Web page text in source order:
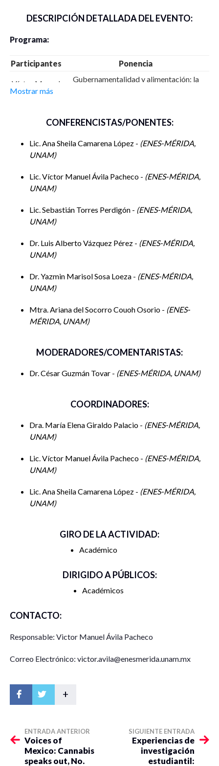
DESCRIPCIÓN DETALLADA DEL EVENTO:
Programa:
Participantes Ponencia
Víctor Manuel
Ávila Pacheco
Gubernamentalidad y alimentación: la
Ana Sheila
Camarena
saneamiento de los cenotes en Yucatán:
paradigma de la gobernanza del agua.
Sebastián
Perdigón
el indicador de la marginación social en
Luis Alberto
Vázquez Pérez
econométrico de las interacciones entre
2014-2020.
Yazmin Marisol
Sosa Loeza
Ariana del
Socorro Couoh
Una aproximación de las problemáticas
Yucatán
Mostrar más
CONFERENCISTAS/PONENTES:
Lic. Ana Sheila Camarena López - ENES-MÉRIDA,
UNAM
Lic. Víctor Manuel Ávila Pacheco - ENES-MÉRIDA,
UNAM
Lic. Sebastián Torres Perdigón - ENES-MÉRIDA,
UNAM
Dr. Luis Alberto Vázquez Pérez - ENES-MÉRIDA,
UNAM
Dr. Yazmin Marisol Sosa Loeza - ENES-MÉRIDA,
UNAM
Mtra. Ariana del Socorro Couoh Osorio - ENES-
MÉRIDA, UNAM
MODERADORES/COMENTARISTAS:
Dr. César Guzmán Tovar - ENES-MÉRIDA, UNAM
COORDINADORES:
Dra. María Elena Giraldo Palacio - ENES-MÉRIDA,
UNAM
Lic. Víctor Manuel Ávila Pacheco - ENES-MÉRIDA,
UNAM
Lic. Ana Sheila Camarena López - ENES-MÉRIDA,
UNAM
GIRO DE LA ACTIVIDAD:
Académico
DIRIGIDO A PÚBLICOS:
Académicos
CONTACTO:
Responsable: Victor Manuel Ávila Pacheco
Correo Electrónico: victor.avila@enesmerida.unam.mx
+
ENTRADA ANTERIOR
Voices of
Mexico: Cannabis
speaks out, No.
SIGUIENTE ENTRADA
Experiencias de
investigación
estudiantil: